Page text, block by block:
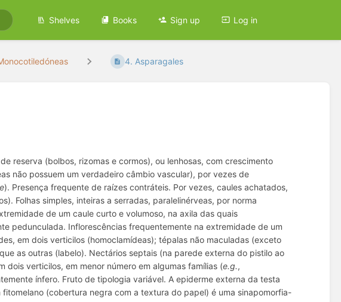
Shelves Books Sign up Log in
4. Asparagales
reserva (bolbos, rizomas e cormos), ou lenhosas, com crescimento
não possuem um verdadeiro câmbio vascular), por vezes de
). Presença frequente de raízes contráteis. Por vezes, caules achatados,
Folhas simples, inteiras a serradas, paralelinérveas, por norma
de um caule curto e volumoso, na axila das quais
pedunculada. Inflorescências frequentemente na extremidade de um
em dois verticilos (homoclamídeas); tépalas não maculadas (exceto
as outras (labelo). Nectários septais (na parede externa do pistilo ao
dois verticilos, em menor número em algumas famílias (e.g.,
ínfero. Fruto de tipologia variável. A epiderme externa da testa
(cobertura negra com a textura do papel) é uma sinapomorfia-